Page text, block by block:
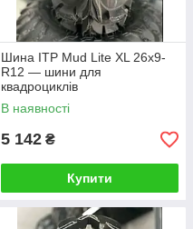
Шина ITP Mud Lite XL 26x9-
R12 — шини для
квадроциклів
В наявності
5 142 ₴
Купити